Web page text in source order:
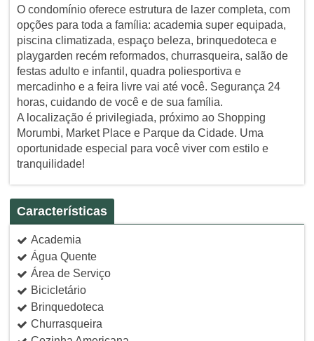
O condomínio oferece estrutura de lazer completa, com
opções para toda a família: academia super equipada,
piscina climatizada, espaço beleza, brinquedoteca e
playgarden recém reformados, churrasqueira, salão de
festas adulto e infantil, quadra poliesportiva e
mercadinho e a feira livre vai até você. Segurança 24
horas, cuidando de você e de sua família.
A localização é privilegiada, próximo ao Shopping
Morumbi, Market Place e Parque da Cidade. Uma
oportunidade especial para você viver com estilo e
tranquilidade!
Características
Academia
Água Quente
Área de Serviço
Bicicletário
Brinquedoteca
Churrasqueira